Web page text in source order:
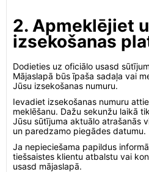
2. Apmeklējiet
izsekošanas
Dodieties uz oficiālo usasd
Mājaslapā būs īpaša sadaļa vai
Jūsu izsekošanas numuru.
Ievadiet izsekošanas numuru
meklēšanu. Dažu sekunžu laikā
Jūsu sūtījuma aktuālo atrašanās
un paredzamo piegādes datumu.
Ja nepieciešama papildus
tiešsaistes klientu atbalstu vai
usasd mājaslapā.